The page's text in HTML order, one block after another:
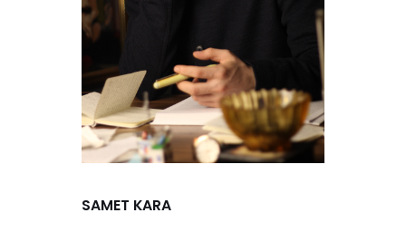
SAMET KARA